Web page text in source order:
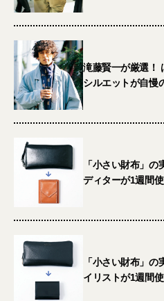
滝藤賢一が厳選！
シルエットが自慢
「小さい財布」
ディターが1週間
「小さい財布」
イリストが1週間